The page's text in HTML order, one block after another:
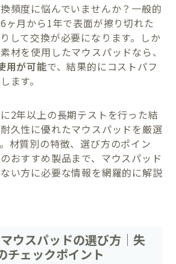
頻度に悩んでいませんか？一般的
ヶ月から1年で表面が擦り切れた
して交換が必要になります。しか
材を使用したマウスパッドなら、
用が可能で、結果的にコストパフ
ます。
2年以上の長期テストを行った結
久性に優れたマウスパッドを厳選
材質別の特徴、選び方のポイン
おすすめ製品まで、マウスパッド
い方に必要な情報を網羅的に解説
ウスパッドの選び方｜失
チェックポイント